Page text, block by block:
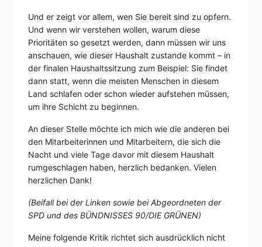
Und er zeigt vor allem, wen Sie bereit sind zu opfern.
Und wenn wir verstehen wollen, warum diese
Prioritäten so gesetzt werden, dann müssen wir uns
anschauen, wie dieser Haushalt zustande kommt – in
der finalen Haushaltssitzung zum Beispiel: Sie findet
dann statt, wenn die meisten Menschen in diesem
Land schlafen oder schon wieder aufstehen müssen,
um ihre Schicht zu beginnen.
An dieser Stelle möchte ich mich wie die anderen bei
den Mitarbeiterinnen und Mitarbeitern, die sich die
Nacht und viele Tage davor mit diesem Haushalt
rumgeschlagen haben, herzlich bedanken. Vielen
herzlichen Dank!
(Beifall bei der Linken sowie bei Abgeordneten der
SPD und des BÜNDNISSES 90/DIE GRÜNEN)
Meine folgende Kritik richtet sich ausdrücklich nicht